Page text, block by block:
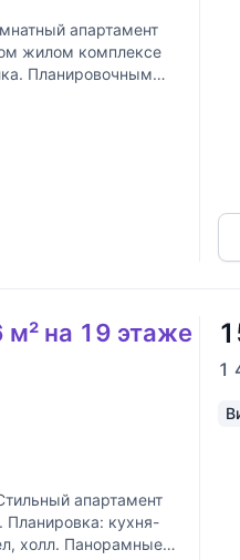
апартамент
жилом комплексе
Планировочным
на 19 этаже
апартамент
кухня-
холл. Панорамные
1